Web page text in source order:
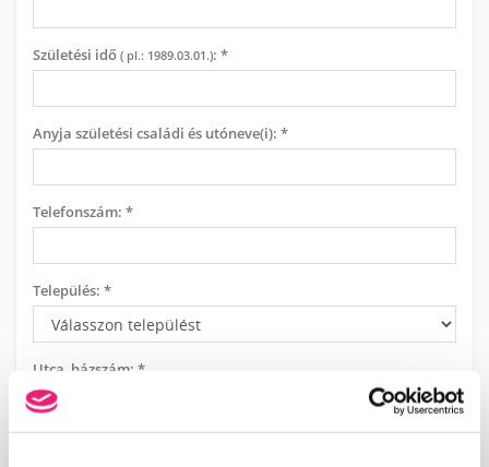
Születési idő ( pl.: 1989.03.01.): *
Anyja születési családi és utóneve(i): *
Telefonszám: *
Település: *
Utca, házszám: *